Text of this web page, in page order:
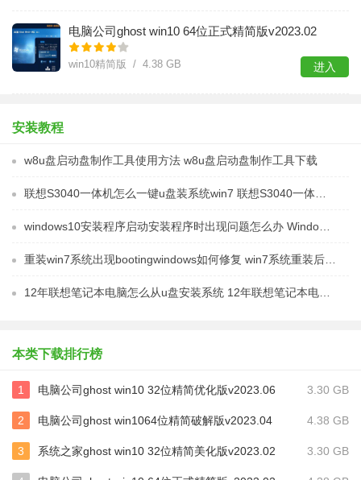
电脑公司ghost win10 64位正式精简版v2023.02
win10精简版 / 4.38 GB 进入
安装教程
w8u盘启动盘制作工具使用方法 w8u盘启动盘制作工具下载
本类下载排行榜
1 电脑公司ghost win10 32位精简优化版v2023.06 3.30 GB
2 电脑公司ghost win1064位精简破解版v2023.04 4.38 GB
3 系统之家ghost win10 32位精简美化版v2023.02 3.30 GB